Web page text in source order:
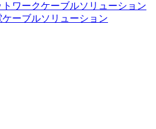
トワークケーブルソリューション
ケーブルソリューション